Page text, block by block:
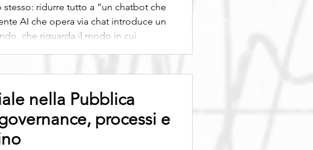
ridurre tutto a “un chatbot che
AI che opera via chat introduce un
che riguarda il modo in cui
nella Pubblica
processi e